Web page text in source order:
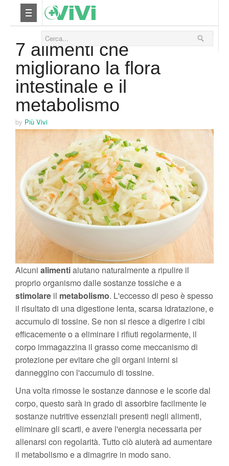
Yoga
Fitness
Relax
Viaggi & Vacanze
30 Agosto 2013
7 alimenti che
migliorano la flora
intestinale e il
metabolismo
by Più Vivi
Alcuni alimentiaiutano naturalmente a ripulire il
proprio organismo dalle sostanze tossiche e a
stimolare il metabolismo. L'eccesso di peso è spesso
il risultato di una digestione lenta, scarsa idratazione, e
accumulo di tossine. Se non si riesce a digerire i cibi
efficacemente o a eliminare i rifiuti regolarmente, il
corpo immagazzina il grasso come meccanismo di
protezione per evitare che gli organi interni si
danneggino con l'accumulo di tossine.
Una volta rimosse le sostanze dannose e le scorie dal
corpo, questo sarà in grado di assorbire facilmente le
sostanze nutritive essenziali presenti negli alimenti,
eliminare gli scarti, e avere l'energia necessaria per
allenarsi con regolarità. Tutto ciò aiuterà ad aumentare
il metabolismo e a dimagrire in modo sano.